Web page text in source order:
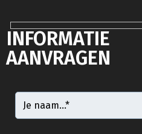
INFORMATIE
AANVRAGEN